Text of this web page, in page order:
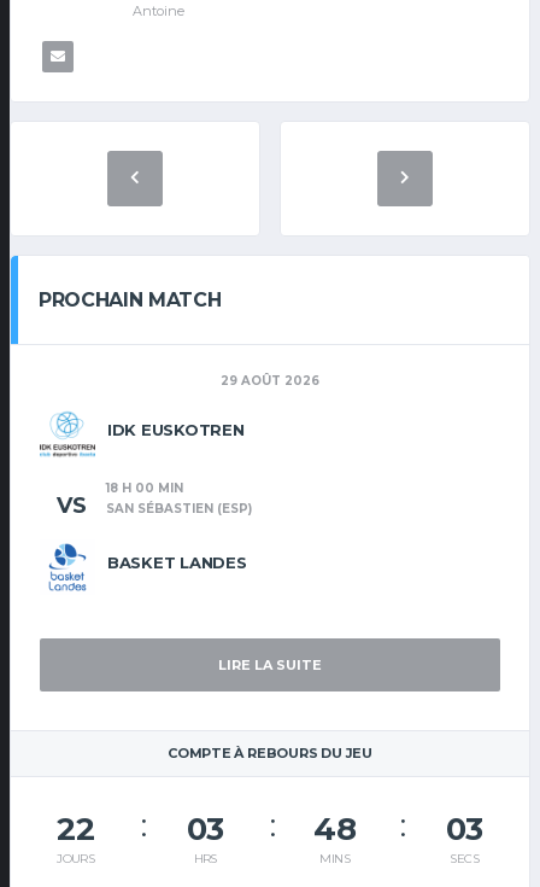
Antoine
PROCHAIN MATCH
29 AOÛT 2026
IDK EUSKOTREN
BASKET LANDES
VS
18 H 00 MIN
SAN SÉBASTIEN (ESP)
LIRE LA SUITE
COMPTE À REBOURS DU JEU
22
JOURS
03
HRS
48
MINS
02
SECS